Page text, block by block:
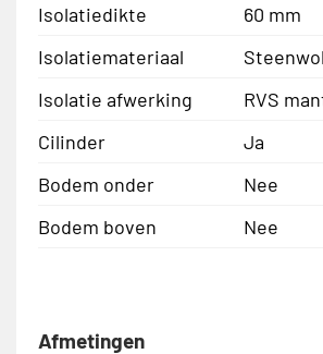
Isolatiedikte
60 mm
Isolatiemateriaal
Steenwol
Isolatie afwerking
RVS
Cilinder
Ja
Bodem onder
Nee
Bodem boven
Nee
Afmetingen